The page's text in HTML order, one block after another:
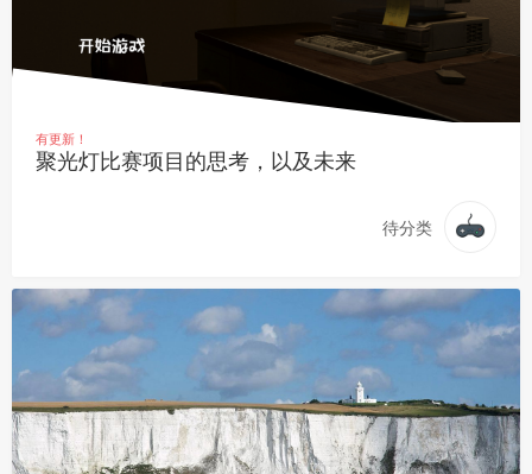
有更新！
聚光灯比赛项目的思考，以及未来
待分类